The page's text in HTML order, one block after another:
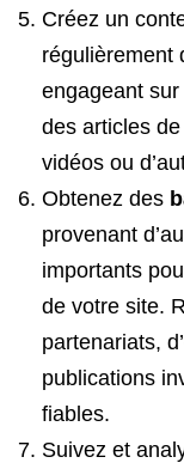
Créez un
régulièrement
engageant
des articles
vidéos ou
Obtenez des
provenant
importants
de votre site.
partenariats,
publications
fiables.
Suivez et